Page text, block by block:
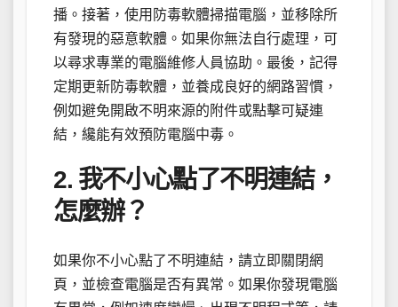
播。接著，使用防毒軟體掃描電腦，並移除所
有發現的惡意軟體。如果你無法自行處理，可
以尋求專業的電腦維修人員協助。最後，記得
定期更新防毒軟體，並養成良好的網路習慣，
例如避免開啟不明來源的附件或點擊可疑連
結，纔能有效預防電腦中毒。
2. 我不小心點了不明連結，
怎麼辦？
如果你不小心點了不明連結，請立即關閉網
頁，並檢查電腦是否有異常。如果你發現電腦